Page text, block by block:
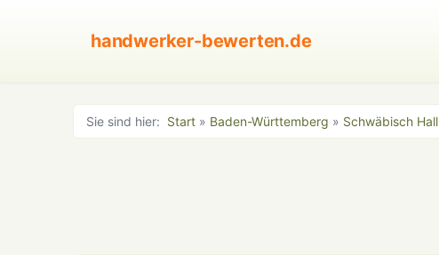
handwerker-bewerten.de
Sie sind hier: Start » Baden-Württemberg » Schwäbisch Hall